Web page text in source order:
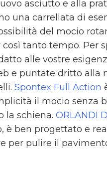
asciutto e alla
una carrellata di
del mocio
così tanto tempo. Per
alle vostre
e puntate dritto alla
Spontex Full Action
il mocio senza
la schiena. ORLANDI
è ben progettato e
per pulire il